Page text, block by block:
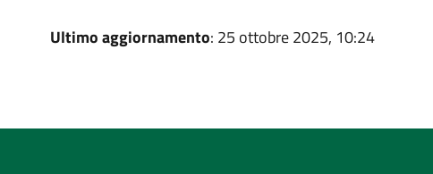
Ultimo aggiornamento: 25 ottobre 2025, 10:24